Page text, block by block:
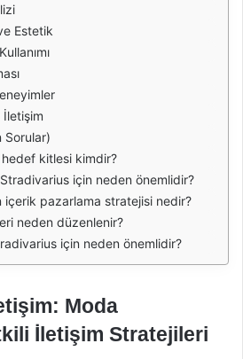
Estetik
İletişim
Sorular)
kitlesi kimdir?
için neden önemlidir?
içerik pazarlama stratejisi nedir?
neden düzenlenir?
için neden önemlidir?
Moda
İletişim Stratejileri